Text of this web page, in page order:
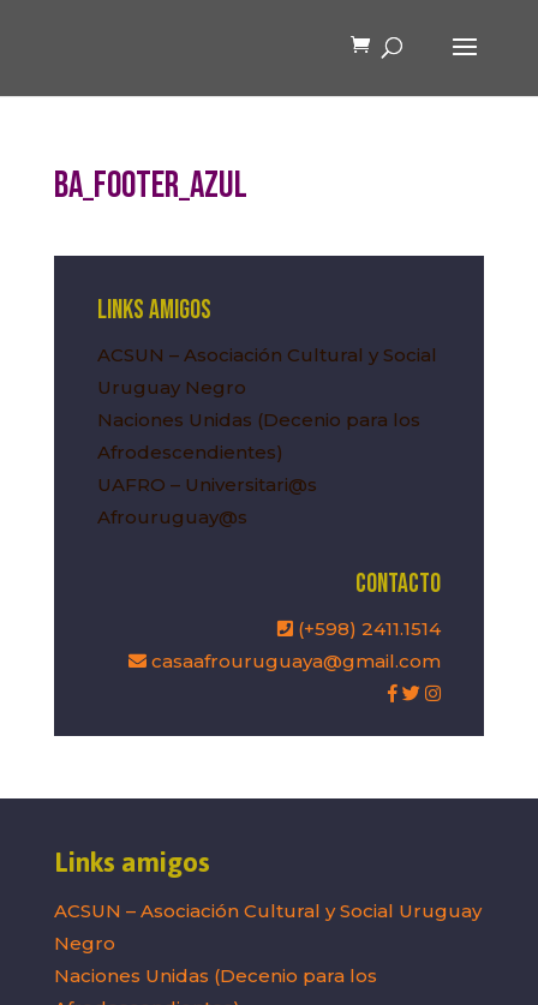
BA_Footer_Azul
Links amigos
ACSUN – Asociación Cultural y Social
Uruguay Negro
Naciones Unidas (Decenio para los
Afrodescendientes)
UAFRO – Universitari@s
Afrouruguay@s
Contacto
(+598) 2411.1514
casaafrouruguaya@gmail.com
Links amigos
ACSUN – Asociación Cultural y Social Uruguay
Negro
Naciones Unidas (Decenio para los